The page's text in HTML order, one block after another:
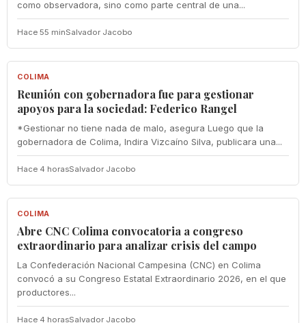
como observadora, sino como parte central de una...
Hace 55 minSalvador Jacobo
COLIMA
COLIMA
Reunión con gobernadora fue para gestionar
apoyos para la sociedad: Federico Rangel
*Gestionar no tiene nada de malo, asegura Luego que la
gobernadora de Colima, Indira Vizcaíno Silva, publicara una...
Hace 4 horasSalvador Jacobo
COLIMA
COLIMA
Abre CNC Colima convocatoria a congreso
extraordinario para analizar crisis del campo
La Confederación Nacional Campesina (CNC) en Colima
convocó a su Congreso Estatal Extraordinario 2026, en el que
productores...
Hace 4 horasSalvador Jacobo